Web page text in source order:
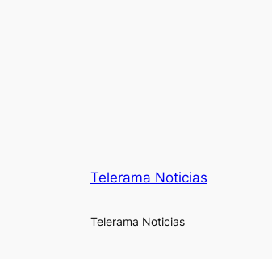
Telerama Noticias
Telerama Noticias